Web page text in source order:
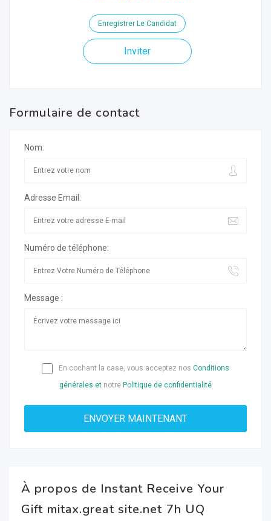
Enregistrer Le Candidat
Inviter
Formulaire de contact
Nom:
Adresse Email:
Numéro de téléphone:
Message :
En cochant la case, vous acceptez nos Conditions
générales et notre Politique de confidentialité
À propos de Instant Receive Your
Gift mitax.great site.net 7h UQ